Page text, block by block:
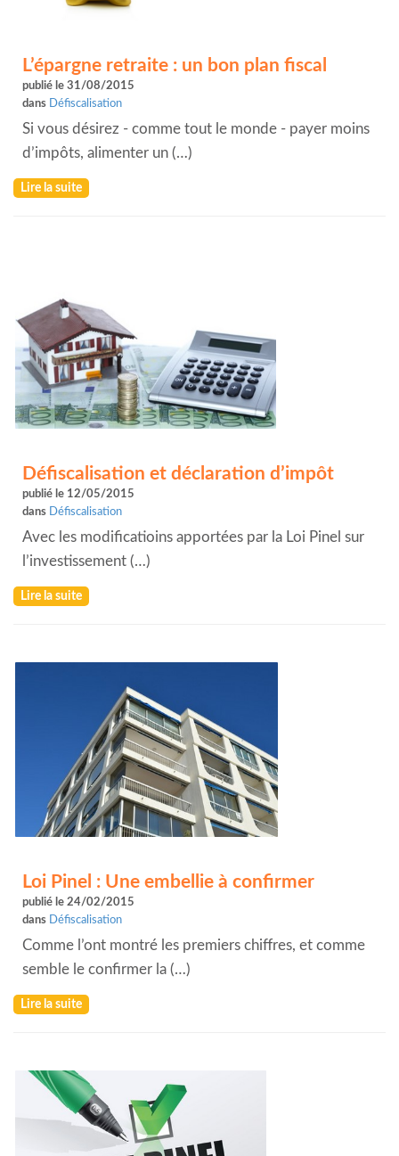
L’épargne retraite : un bon plan fiscal
publié le 31/08/2015
dans Défiscalisation
Si vous désirez - comme tout le monde - payer moins
d’impôts, alimenter un (…)
Lire la suite
Défiscalisation et déclaration d’impôt
publié le 12/05/2015
dans Défiscalisation
Avec les modificatioins apportées par la Loi Pinel sur
l’investissement (…)
Lire la suite
Loi Pinel : Une embellie à confirmer
publié le 24/02/2015
dans Défiscalisation
Comme l’ont montré les premiers chiffres, et comme
semble le confirmer la (…)
Lire la suite